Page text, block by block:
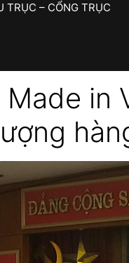
TRỤC – CỔNG TRỤC
in